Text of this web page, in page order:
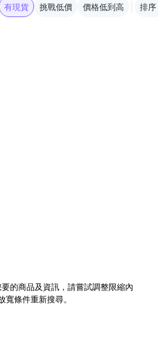
有現貨 挑戰低價 價格低到高 排序
的商品及資訊，請嘗試調整限縮內
寬條件重新搜尋。